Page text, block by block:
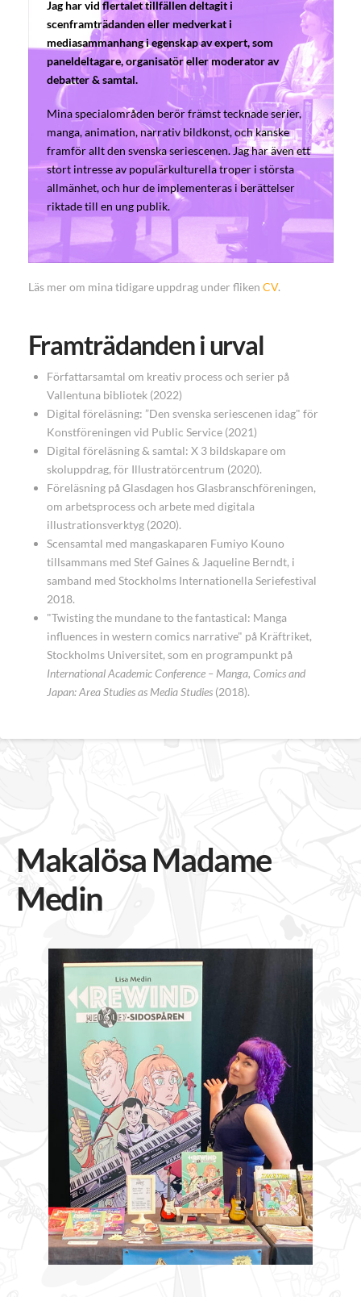
Jag har vid flertalet tillfällen deltagit i
scenframträdanden eller medverkat i
mediasammanhang i egenskap av expert, som
paneldeltagare, organisatör eller moderator av
debatter & samtal.
Mina specialområden berör främst tecknade serier,
manga, animation, narrativ bildkonst, och kanske
framför allt den svenska seriescenen. Jag har även ett
stort intresse av populärkulturella troper i största
allmänhet, och hur de implementeras i berättelser
riktade till en ung publik.
Läs mer om mina tidigare uppdrag under fliken CV.
Framträdanden i urval
Författarsamtal om kreativ process och serier på
Vallentuna bibliotek (2022)
Digital föreläsning: ”Den svenska seriescenen idag" för
Konstföreningen vid Public Service (2021)
Digital föreläsning & samtal: X 3 bildskapare om
skoluppdrag, för Illustratörcentrum (2020).
Föreläsning på Glasdagen hos Glasbranschföreningen,
om arbetsprocess och arbete med digitala
illustrationsverktyg (2020).
Scensamtal med mangaskaparen Fumiyo Kouno
tillsammans med Stef Gaines & Jaqueline Berndt, i
samband med Stockholms Internationella Seriefestival
2018.
"Twisting the mundane to the fantastical: Manga
influences in western comics narrative" på Kräftriket,
Stockholms Universitet, som en programpunkt på
International Academic Conference – Manga, Comics and
Japan: Area Studies as Media Studies(2018).
Makalösa Madame
Medin